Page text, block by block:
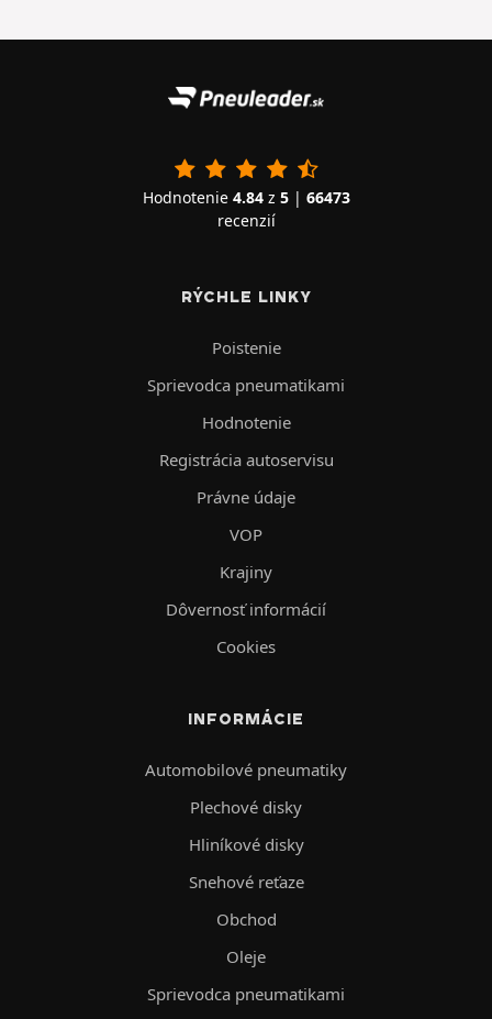
Hodnotenie 4.84z 5| 66473
recenzií
RÝCHLE LINKY
Poistenie
Sprievodca pneumatikami
Hodnotenie
Registrácia autoservisu
Právne údaje
VOP
Krajiny
Dôvernosť informácií
Cookies
INFORMÁCIE
Automobilové pneumatiky
Plechové disky
Hliníkové disky
Snehové reťaze
Obchod
Oleje
Sprievodca pneumatikami